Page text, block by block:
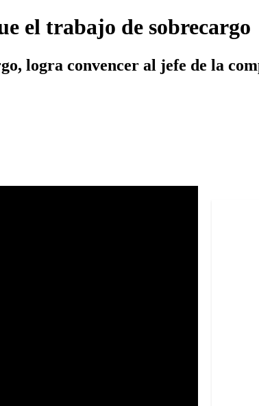
el trabajo de sobrecargo
logra convencer al jefe de la